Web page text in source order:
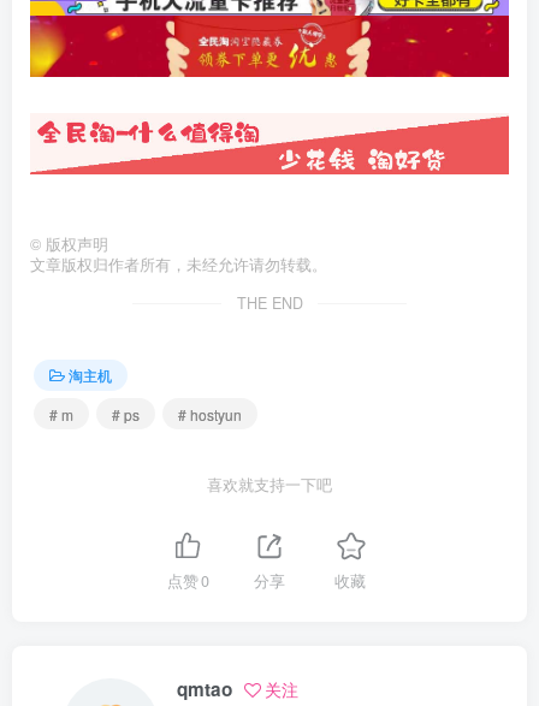
© 版权声明
文章版权归作者所有，未经允许请勿转载。
THE END
淘主机
# m
# ps # hostyun
喜欢就支持一下吧
点赞0 分享 收藏
qmtao 关注